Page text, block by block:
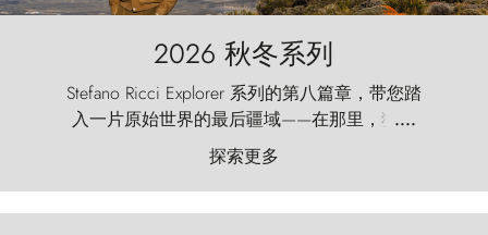
2026 秋冬系列
Stefano Ricci Explorer 系列的第八篇章，带您踏
入一片原始世界的最后疆域——在那里，狂风
以远古的怒号雕琢着自然，而百内塔（Torres
del Paine）则宛如石砌的哨兵，傲然向苍穹发
起挑战。
....
探索更多